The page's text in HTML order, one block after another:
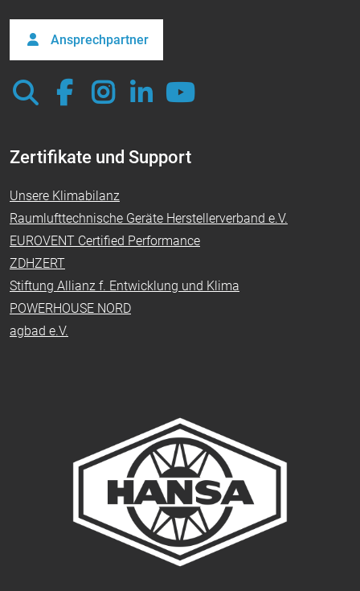
Ansprechpartner
Zertifikate und Support
Unsere Klimabilanz
Raumlufttechnische Geräte Herstellerverband e.V.
EUROVENT Certified Performance
ZDHZERT
Stiftung Allianz f. Entwicklung und Klima
POWERHOUSE NORD
agbad e.V.